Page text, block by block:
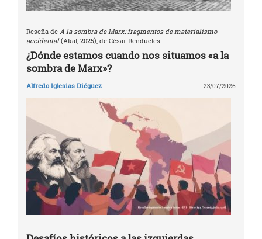
Reseña de A la sombra de Marx: fragmentos de materialismo
accidental(Akal, 2025), de César Rendueles.
¿Dónde estamos cuando nos situamos «a la
sombra de Marx»?
Alfredo Iglesias Diéguez 23/07/2026